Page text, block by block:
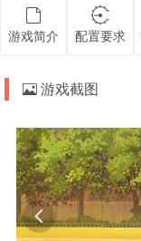
游戏简介 配置要求
游戏截图
